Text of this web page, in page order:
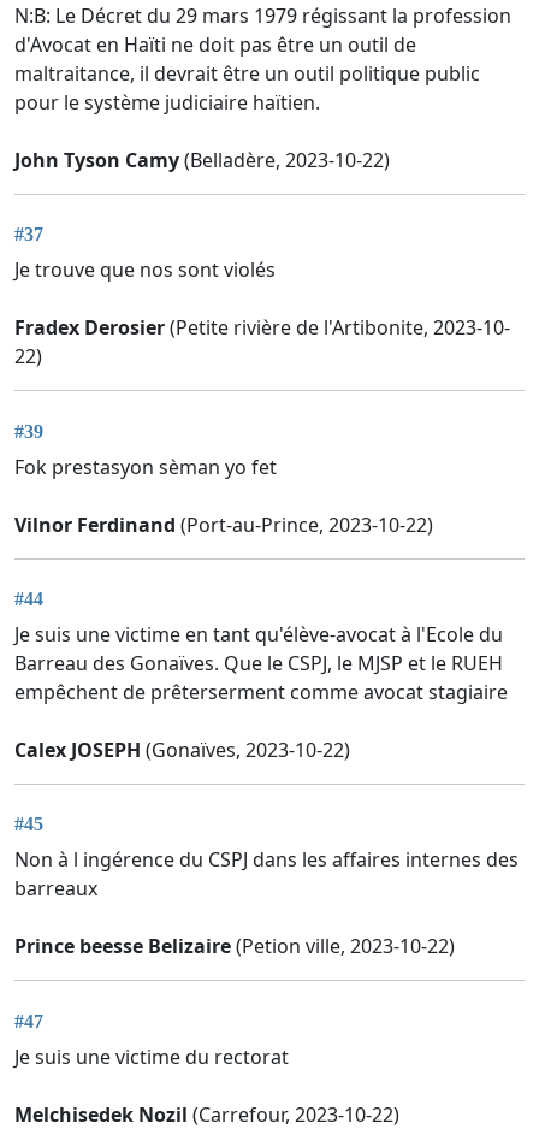
N:B: Le Décret du 29 mars 1979 régissant la profession
d'Avocat en Haïti ne doit pas être un outil de
maltraitance, il devrait être un outil politique public
pour le système judiciaire haïtien.
John Tyson Camy(Belladère, 2023-10-22)
#37
Je trouve que nos sont violés
Fradex Derosier(Petite rivière de l'Artibonite, 2023-10-
22)
#39
Fok prestasyon sèman yo fet
Vilnor Ferdinand (Port-au-Prince, 2023-10-22)
#44
Je suis une victime en tant qu'élève-avocat à l'Ecole du
Barreau des Gonaïves. Que le CSPJ, le MJSP et le RUEH
empêchent de prêterserment comme avocat stagiaire
Calex JOSEPH (Gonaïves, 2023-10-22)
#45
Non à l ingérence du CSPJ dans les affaires internes des
barreaux
Prince beesse Belizaire(Petion ville, 2023-10-22)
#47
Je suis une victime du rectorat
Melchisedek Nozil (Carrefour, 2023-10-22)